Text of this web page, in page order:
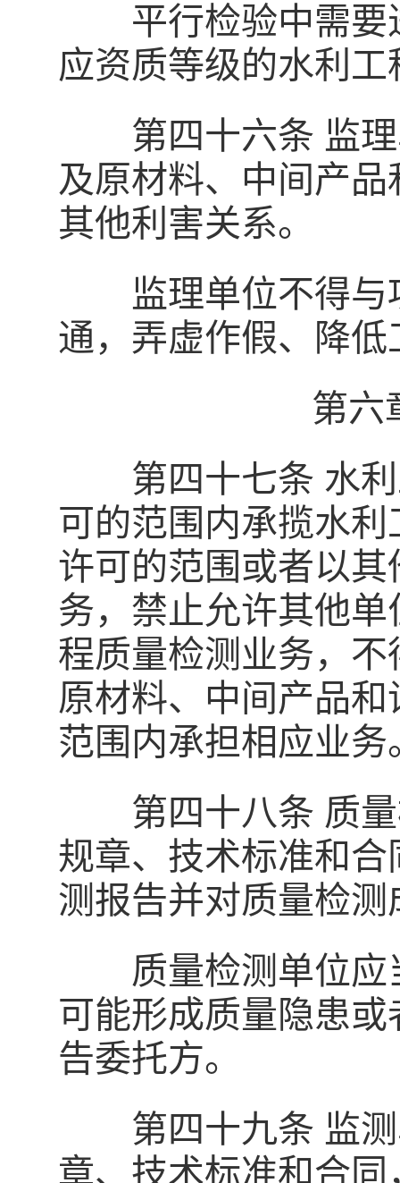
平行检验中需要
应资质等级的水利
第四十六条 监理
及原材料、中间产
其他利害关系。
监理单位不得与
通，弄虚作假、降低
第六
第四十七条 水利
可的范围内承揽水
许可的范围或者以
务，禁止允许其他
程质量检测业务，
原材料、中间产品
范围内承担相应业务
第四十八条 质量
规章、技术标准和
测报告并对质量检测
质量检测单位应
可能形成质量隐患
告委托方。
第四十九条 监测
章、技术标准和合